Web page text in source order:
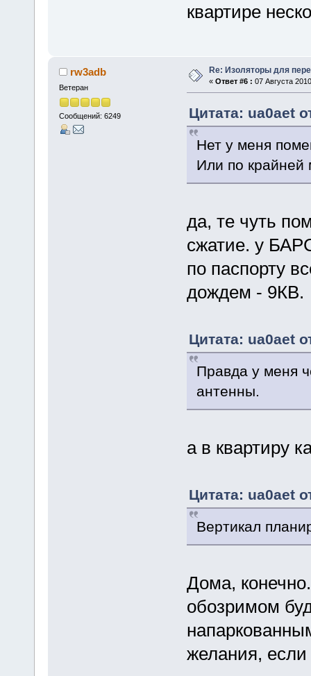
квартире
rw3adb
Ветеран
Сообщений: 6249
Re: Изоляторы для
« Ответ #6 : 07 Августа
Цитата: ua0aet
Нет у меня
Или по крайней
да, те чуть
сжатие. у
по паспорту
дождем - 9КВ.
Цитата: ua0aet
Правда у меня
антенны.
а в квартиру
Цитата: ua0aet
Вертикал
Дома,
обозримом
желания, если